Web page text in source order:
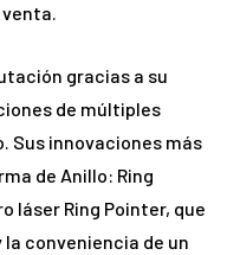
gracias a su
de múltiples
Sus innovaciones más
de Anillo: Ring
láser Ring Pointer, que
conveniencia de un